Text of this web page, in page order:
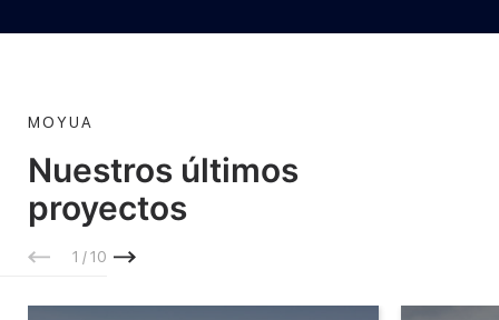
MOYUA
Nuestros últimos
proyectos
1 / 10